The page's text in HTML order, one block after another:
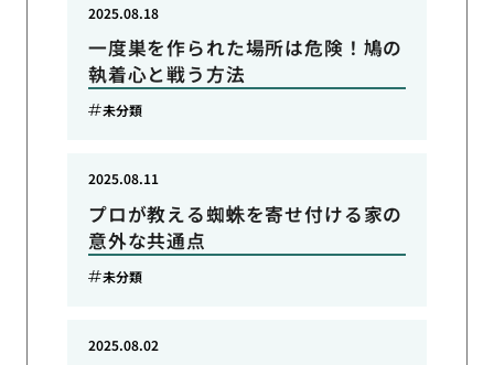
一度巣を作られた場所は危険！鳩の
執着心と戦う方法
2025.08.18
未分類
プロが教える蜘蛛を寄せ付ける家の
意外な共通点
2025.08.11
未分類
2025.08.02